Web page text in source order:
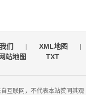
们 | XML地图
|
网站地图 TXT
互联网，不代表本站赞同其观